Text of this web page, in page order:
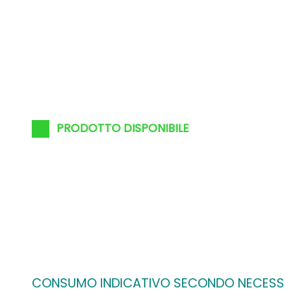
PRODOTTO DISPONIBILE
CONSUMO INDICATIVO SECONDO